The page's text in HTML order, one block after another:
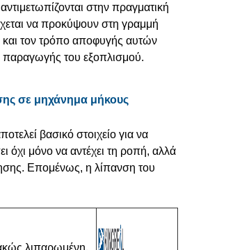
στην πραγματική
να προκύψουν στη γραμμή
τον τρόπο αποφυγής αυτών
παραγωγής του εξοπλισμού.
σε μηχάνημα μήκους
βασικό στοιχείο για να
μόνο να αντέχει τη ροπή, αλλά
Επομένως, η λίπανση του
λιπαρωμένη,